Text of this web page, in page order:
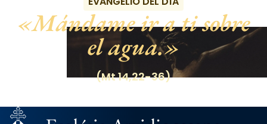
Mándame ir a ti sobre
el agua.
(Mt 14,22-36)